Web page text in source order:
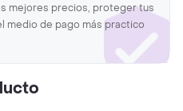
mejores precios, proteger tus
medio de pago más practico